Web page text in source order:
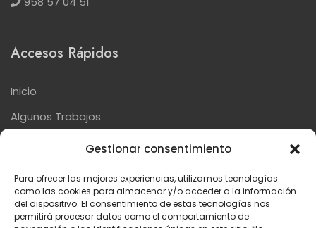
Gestionar consentimiento
Para ofrecer las mejores experiencias, utilizamos tecnologías
como las cookies para almacenar y/o acceder a la información
del dispositivo. El consentimiento de estas tecnologías nos
permitirá procesar datos como el comportamiento de
Accesos Rápidos
Inicio
Algunos Trabajos
Nuestras Marcas
Textos Legales